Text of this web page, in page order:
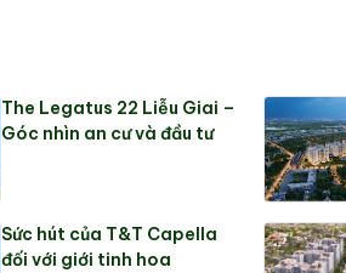
The Legatus 22 Liễu Giai –
Góc nhìn an cư và đầu tư
Sức hút của T&T Capella
đối với giới tinh hoa